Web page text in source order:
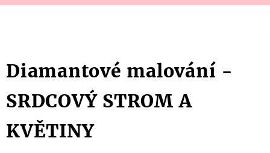
Diamantové malování -
SRDCOVÝ STROM A
KVĚTINY